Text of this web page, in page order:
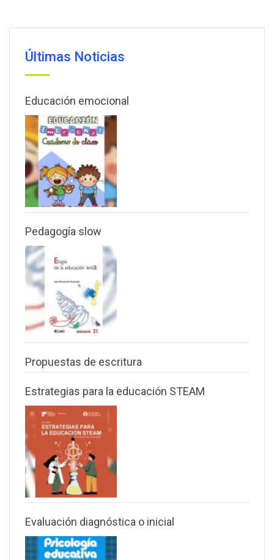
Últimas Noticias
Educación emocional
Pedagogía slow
Propuestas de escritura
Estrategias para la educación STEAM
Evaluación diagnóstica o inicial